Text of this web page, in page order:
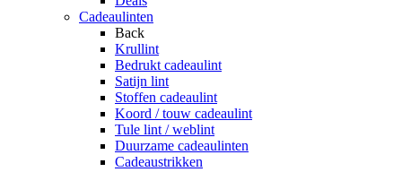
Cadeaulinten
Back
Krullint
Bedrukt cadeaulint
Satijn lint
Stoffen cadeaulint
Koord / touw cadeaulint
Tule lint / weblint
Duurzame cadeaulinten
Cadeaustrikken